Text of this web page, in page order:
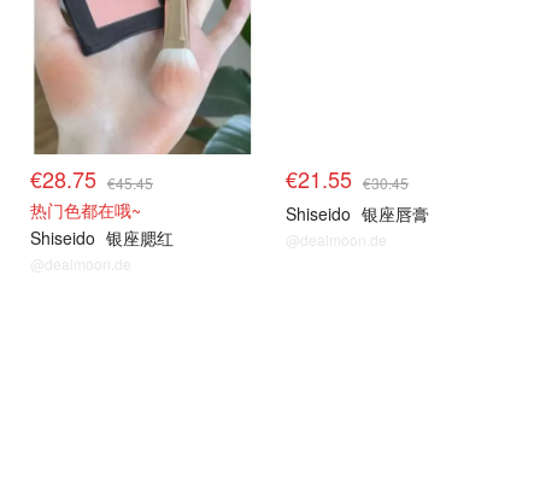
€28.75 €45.45
热门色都在哦~
Shiseido 银座腮红
@dealmoon.de
€21.55 €30.45
Shiseido 银座唇膏
@dealmoon.de